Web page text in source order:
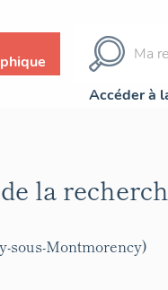
Accéder à
la
sous-Montmorency)